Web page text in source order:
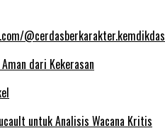
dari Kekerasan
untuk Analisis Wacana Kritis